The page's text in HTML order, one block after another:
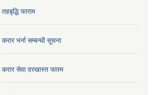
तहबृद्धि फाराम
करार भर्ना सम्बन्धी सूचना
करार सेवा दरखास्त फारम